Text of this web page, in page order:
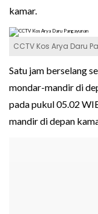
kamar.
CCTV Kos Arya Daru
Satu jam berselang
mondar-mandir di
pada pukul 05.02
mandir di depan